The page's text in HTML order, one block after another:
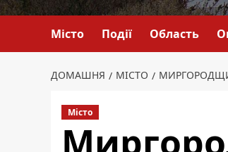
Місто Події Область
ДОМАШНЯ МІСТО
Місто